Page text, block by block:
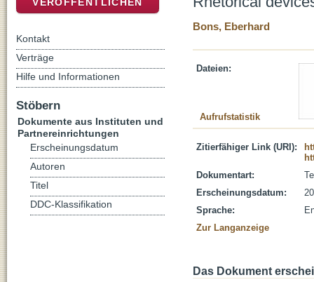
Bons, Eberhard
Dateien:
Aufrufstatistik
Zitierfähiger Link (URI):
Dokumentart:
Erscheinungsdatum:
Sprache:
Zur Langanzeige
Das Dokument
VERÖFFENTLICHEN
Kontakt
Verträge
Hilfe und Informationen
Stöbern
Dokumente aus Instituten und
Partnereinrichtungen
Erscheinungsdatum
Autoren
Titel
DDC-Klassifikation